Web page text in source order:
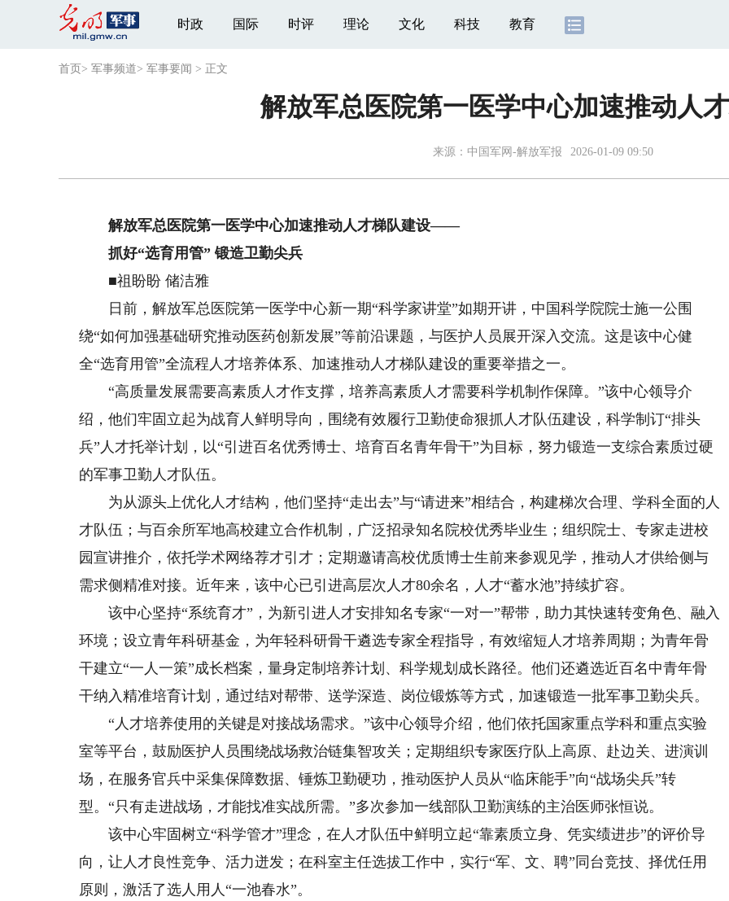
时政 国际 时评 理论 文化 科技 教育
首页 > 军事频道> 军事要闻 > 正文
解放军总医院第一医学中心加速推动人
来源： 中国军网-解放军报 2026-01-09 09:50
解放军总医院第一医学中心加速推动人才梯队建设——
抓好“选育用管” 锻造卫勤尖兵
■祖盼盼 储洁雅
日前，解放军总医院第一医学中心新一期“科学家讲堂”如期开讲，中国科学院院士施一公围
绕“如何加强基础研究推动医药创新发展”等前沿课题，与医护人员展开深入交流。这是该中心健
全“选育用管”全流程人才培养体系、加速推动人才梯队建设的重要举措之一。
“高质量发展需要高素质人才作支撑，培养高素质人才需要科学机制作保障。”该中心领导介
绍，他们牢固立起为战育人鲜明导向，围绕有效履行卫勤使命狠抓人才队伍建设，科学制订“排头
兵”人才托举计划，以“引进百名优秀博士、培育百名青年骨干”为目标，努力锻造一支综合素质过硬
的军事卫勤人才队伍。
为从源头上优化人才结构，他们坚持“走出去”与“请进来”相结合，构建梯次合理、学科全面的人
才队伍；与百余所军地高校建立合作机制，广泛招录知名院校优秀毕业生；组织院士、专家走进校
园宣讲推介，依托学术网络荐才引才；定期邀请高校优质博士生前来参观见学，推动人才供给侧与
需求侧精准对接。近年来，该中心已引进高层次人才80余名，人才“蓄水池”持续扩容。
该中心坚持“系统育才”，为新引进人才安排知名专家“一对一”帮带，助力其快速转变角色、融入
环境；设立青年科研基金，为年轻科研骨干遴选专家全程指导，有效缩短人才培养周期；为青年骨
干建立“一人一策”成长档案，量身定制培养计划、科学规划成长路径。他们还遴选近百名中青年骨
干纳入精准培育计划，通过结对帮带、送学深造、岗位锻炼等方式，加速锻造一批军事卫勤尖兵。
“人才培养使用的关键是对接战场需求。”该中心领导介绍，他们依托国家重点学科和重点实验
室等平台，鼓励医护人员围绕战场救治链集智攻关；定期组织专家医疗队上高原、赴边关、进演训
场，在服务官兵中采集保障数据、锤炼卫勤硬功，推动医护人员从“临床能手”向“战场尖兵”转
型。“只有走进战场，才能找准实战所需。”多次参加一线部队卫勤演练的主治医师张恒说。
该中心牢固树立“科学管才”理念，在人才队伍中鲜明立起“靠素质立身、凭实绩进步”的评价导
向，让人才良性竞争、活力迸发；在科室主任选拔工作中，实行“军、文、聘”同台竞技、择优任用
原则，激活了选人用人“一池春水”。